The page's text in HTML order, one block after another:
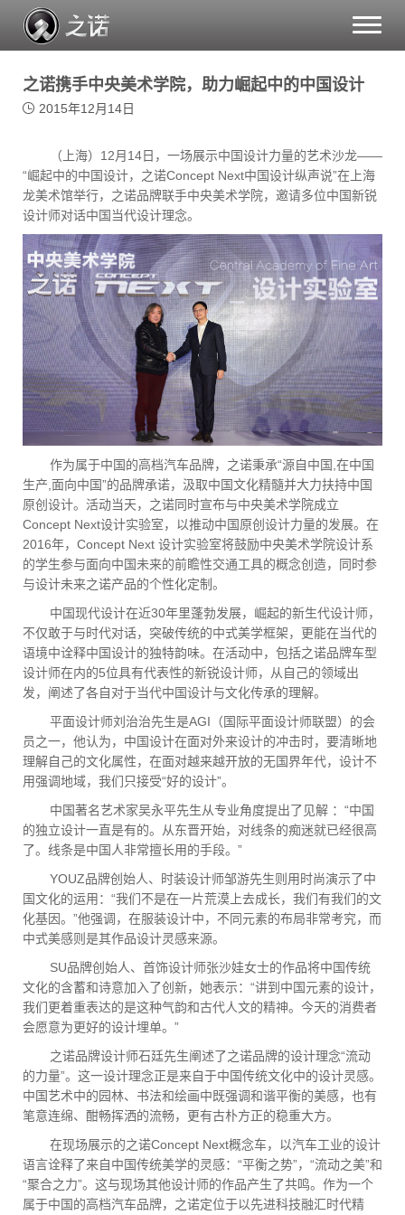
Toggle
之诺携手中央美术学院，助力崛起中的中国设计
2015年12月14日
（上海）12月14日，一场展示中国设计力量的艺术沙龙——
“崛起中的中国设计，之诺Concept Next中国设计纵声说”在上海
龙美术馆举行，之诺品牌联手中央美术学院，邀请多位中国新锐
设计师对话中国当代设计理念。
作为属于中国的高档汽车品牌，之诺秉承“源自中国,在中国
生产,面向中国”的品牌承诺，汲取中国文化精髓并大力扶持中国
原创设计。活动当天，之诺同时宣布与中央美术学院成立
Concept Next设计实验室，以推动中国原创设计力量的发展。在
2016年，Concept Next 设计实验室将鼓励中央美术学院设计系
的学生参与面向中国未来的前瞻性交通工具的概念创造，同时参
与设计未来之诺产品的个性化定制。
中国现代设计在近30年里蓬勃发展，崛起的新生代设计师，
不仅敢于与时代对话，突破传统的中式美学框架，更能在当代的
语境中诠释中国设计的独特韵味。在活动中，包括之诺品牌车型
设计师在内的5位具有代表性的新锐设计师，从自己的领域出
发，阐述了各自对于当代中国设计与文化传承的理解。
平面设计师刘治治先生是AGI（国际平面设计师联盟）的会
员之一，他认为，中国设计在面对外来设计的冲击时，要清晰地
理解自己的文化属性，在面对越来越开放的无国界年代，设计不
用强调地域，我们只接受“好的设计”。
中国著名艺术家吴永平先生从专业角度提出了见解 ：“中国
的独立设计一直是有的。从东晋开始，对线条的痴迷就已经很高
了。线条是中国人非常擅长用的手段。”
YOUZ品牌创始人、时装设计师邹游先生则用时尚演示了中
国文化的运用：“我们不是在一片荒漠上去成长，我们有我们的文
化基因。”他强调，在服装设计中，不同元素的布局非常考究，而
中式美感则是其作品设计灵感来源。
SU品牌创始人、首饰设计师张沙娃女士的作品将中国传统
文化的含蓄和诗意加入了创新，她表示：“讲到中国元素的设计，
我们更着重表达的是这种气韵和古代人文的精神。今天的消费者
会愿意为更好的设计埋单。”
之诺品牌设计师石廷先生阐述了之诺品牌的设计理念“流动
的力量”。这一设计理念正是来自于中国传统文化中的设计灵感。
中国艺术中的园林、书法和绘画中既强调和谐平衡的美感，也有
笔意连绵、酣畅挥洒的流畅，更有古朴方正的稳重大方。
在现场展示的之诺Concept Next概念车，以汽车工业的设计
语言诠释了来自中国传统美学的灵感：“平衡之势”，“流动之美”和
“聚合之力”。这与现场其他设计师的作品产生了共鸣。作为一个
属于中国的高档汽车品牌，之诺定位于以先进科技融汇时代精